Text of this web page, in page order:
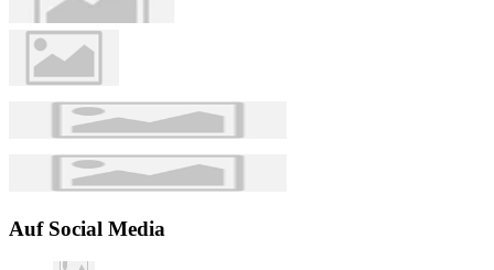
Auf Social Media